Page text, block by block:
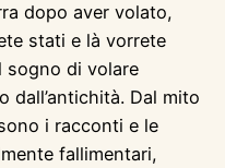
dopo aver volato,
stati e là vorrete
sogno di volare
dall’antichità. Dal mito
i racconti e le
fallimentari,